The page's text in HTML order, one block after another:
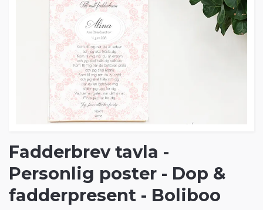
Fadderbrev tavla -
Personlig poster - Dop &
fadderpresent - Boliboo